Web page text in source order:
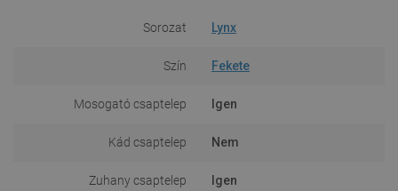
Sorozat Lynx
Szín Fekete
Mosogató csaptelep Igen
Kád csaptelep Nem
Zuhany csaptelep Igen